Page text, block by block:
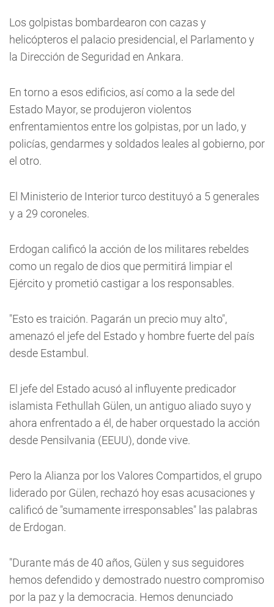
Los golpistas bombardearon con cazas y
helicópteros el palacio presidencial, el Parlamento y
la Dirección de Seguridad en Ankara.
En torno a esos edificios, así como a la sede del
Estado Mayor, se produjeron violentos
enfrentamientos entre los golpistas, por un lado, y
policías, gendarmes y soldados leales al gobierno, por
el otro.
El Ministerio de Interior turco destituyó a 5 generales
y a 29 coroneles.
Erdogan calificó la acción de los militares rebeldes
como un regalo de dios que permitirá limpiar el
Ejército y prometió castigar a los responsables.
"Esto es traición. Pagarán un precio muy alto",
amenazó el jefe del Estado y hombre fuerte del país
desde Estambul.
El jefe del Estado acusó al influyente predicador
islamista Fethullah Gülen, un antiguo aliado suyo y
ahora enfrentado a él, de haber orquestado la acción
desde Pensilvania (EEUU), donde vive.
Pero la Alianza por los Valores Compartidos, el grupo
liderado por Gülen, rechazó hoy esas acusaciones y
calificó de "sumamente irresponsables" las palabras
de Erdogan.
"Durante más de 40 años, Gülen y sus seguidores
hemos defendido y demostrado nuestro compromiso
por la paz y la democracia. Hemos denunciado